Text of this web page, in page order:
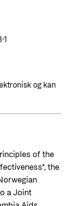
1
og kan
of the
the
a Joint